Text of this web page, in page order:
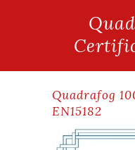
Quadrafog
EN15182